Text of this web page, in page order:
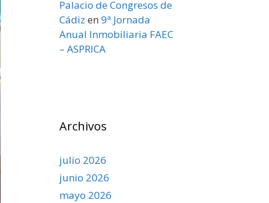
Palacio de Congresos de
Cádiz en 9ª Jornada
Anual Inmobiliaria FAEC
– ASPRICA
Archivos
julio 2026
junio 2026
mayo 2026